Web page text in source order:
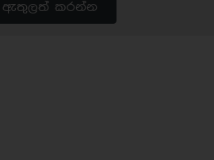
ඇතුලත් කරන්න